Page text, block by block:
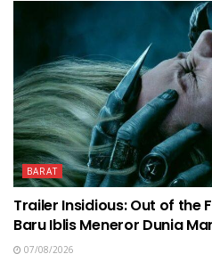
BARAT
Trailer Insidious: Out of the
Baru Iblis Meneror Dunia
07/08/2026